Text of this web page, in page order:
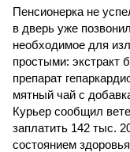
Пенсионерка не
в дверь уже
необходимое для
простыми: экстракт
препарат
мятный чай с
Курьер сообщил
заплатить 142 тыс.
состоянием